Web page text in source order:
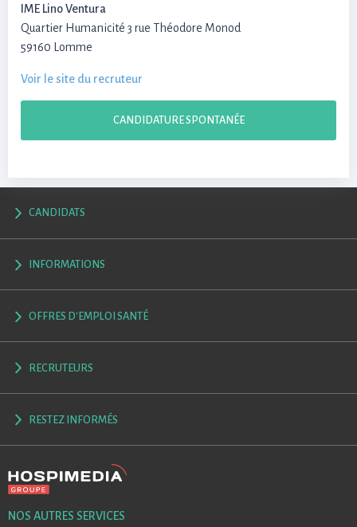
IME Lino Ventura
Quartier Humanicité 3 rue Théodore Monod
59160 Lomme
Voir le site du recruteur
CANDIDATURE SPONTANÉE
CANDIDATS
INFORMATIONS
OFFRES D'EMPLOI SANTÉ
RECRUTEURS
RESTEZ INFORMÉS
NOS AUTRES SERVICES